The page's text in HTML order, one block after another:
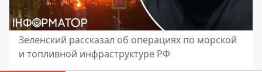
Зеленский рассказал об операциях по морской
и топливной инфраструктуре РФ